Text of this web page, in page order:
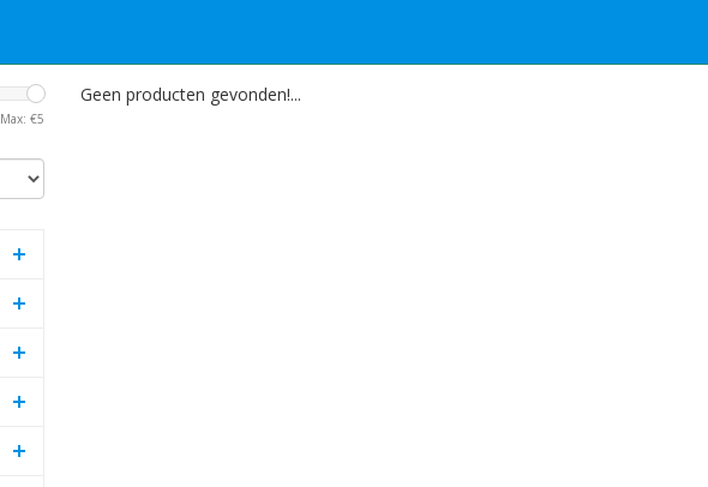
Max: €5
Geen producten gevonden!...